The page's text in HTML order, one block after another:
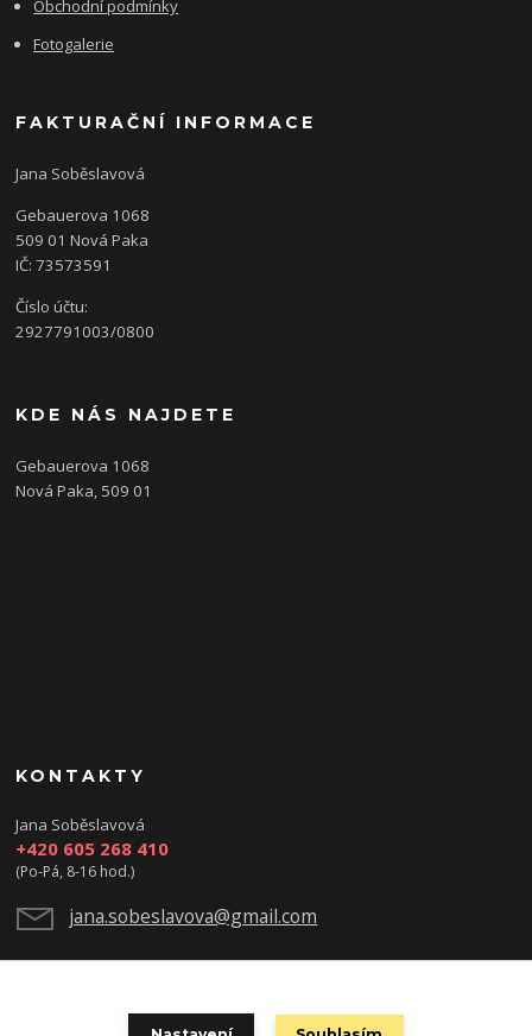
Obchodní podmínky
Fotogalerie
FAKTURAČNÍ INFORMACE
Jana Soběslavová
Gebauerova 1068
509 01 Nová Paka
IČ: 73573591
Číslo účtu:
2927791003/0800
KDE NÁS NAJDETE
Gebauerova 1068
Nová Paka, 509 01
KONTAKTY
Jana Soběslavová
+420 605 268 410
(Po-Pá, 8-16 hod.)
jana.sobeslavova@gmail.com